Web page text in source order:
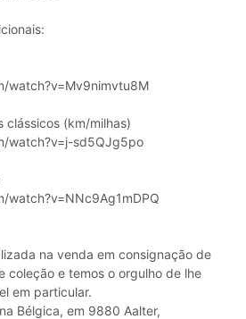
watch?v=Mv9nimvtu8M
clássicos (km/milhas)
watch?v=j-sd5QJg5po
na venda em consignação de
coleção e temos o orgulho de lhe
em particular.
Bélgica, em 9880 Aalter,